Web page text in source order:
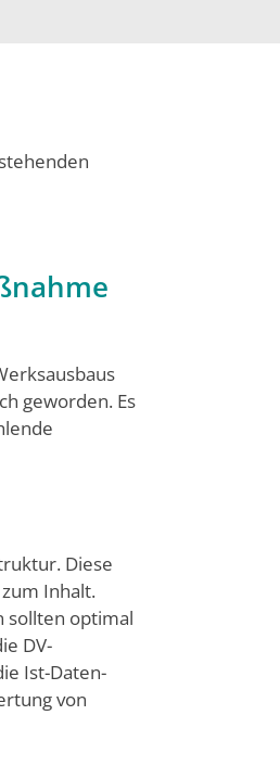
geworden. Es
Diese
Inhalt.
sollten optimal
DV-
Ist-Daten-
von